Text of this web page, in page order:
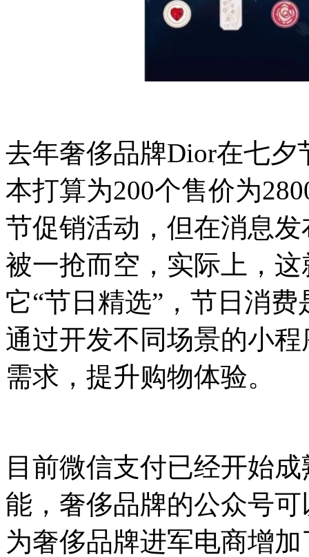
去年奢侈品牌Dior在七
本打算为200个售价为
节促销活动，但在消息
被一抢而空，实际上，
它“节日精选”，节日消
通过开发不同场景的小
需求，提升购物体验。
目前微信支付已经开始
能，奢侈品牌的公众号
为奢侈品牌进军电商增